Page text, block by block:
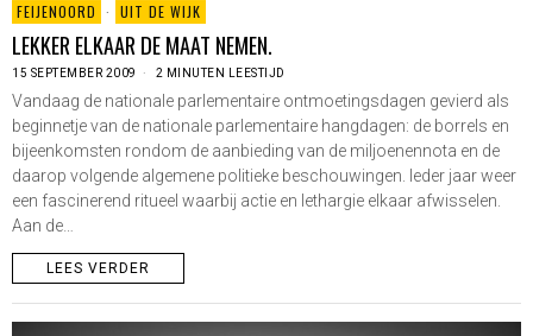
FEIJENOORD · UIT DE WIJK
LEKKER ELKAAR DE MAAT NEMEN.
15 SEPTEMBER 2009 2 MINUTEN LEESTIJD
Vandaag de nationale parlementaire ontmoetingsdagen gevierd als
beginnetje van de nationale parlementaire hangdagen: de borrels en
bijeenkomsten rondom de aanbieding van de miljoenennota en de
daarop volgende algemene politieke beschouwingen. Ieder jaar weer
een fascinerend ritueel waarbij actie en lethargie elkaar afwisselen.
Aan de…
LEES VERDER